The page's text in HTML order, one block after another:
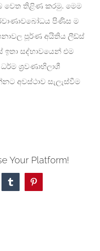
වෙත තිළිණ කරමු. මෙම
පිණිස ම
පූර්ණ අයිතිය ලීඩ්ස්
සද්භාවයෙන් එම
ශ්‍රවණාභිලාශී
අවස්ථාව සැලැස්වීම
Your Platform!
TumblrPinterest